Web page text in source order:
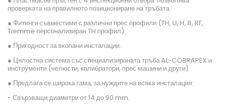
проверката на правилното позициониране на тръбата.
● Фитинги съвместими с различни прес профили (TH, U, H, B, RF,
Tiemme персонализиран TH профил).
● Пригодност за вкопани инсталации.
● Цялостна система със специализираната тръба AL-COBRAPEX и
инструменти (челюсти, калибратори, прес машини и други).
● Предлага се широка гама, за нуждите на всяка инсталация:
- Свързващи диаметри от 14 до 90 mm.